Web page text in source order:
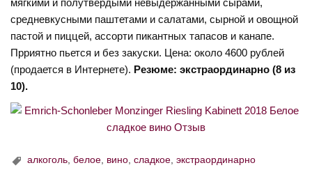
средневкусными паштетами и салатами, сырной и овощной
пастой и пиццей, ассорти пикантных тапасов и канапе.
Прриятно пьется и без закуски. Цена: около 4600 рублей
(продается в Интернете). Резюме: экстраординарно (8 из
10).
алкоголь ,белое вино ,сладкое ,экстраординарно